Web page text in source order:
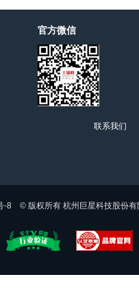
官方微信
联系我们
-8 © 版权所有 杭州巨星科技股份